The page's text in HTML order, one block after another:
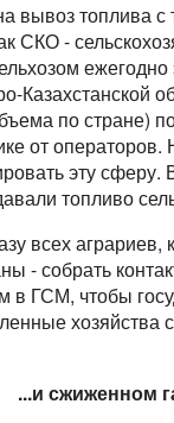
вывоз топлива
СКО -
по стране)
от
эту сферу.
топливо
всех
- собрать
в ГСМ, чтобы
хозяйства
...и сжиженном